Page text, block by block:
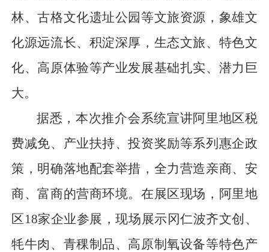
林、古格文化遗址公园等文旅资源，象雄文
化源远流长、积淀深厚，生态文旅、特色文
化、高原体验等产业发展基础扎实、潜力巨
大。
据悉，本次推介会系统宣讲阿里地区税
费减免、产业扶持、投资奖励等系列惠企政
策，明确落地配套举措，全力营造亲商、安
商、富商的营商环境。在展区现场，阿里地
区18家企业参展，现场展示冈仁波齐文创、
牦牛肉、青稞制品、高原制氧设备等特色产